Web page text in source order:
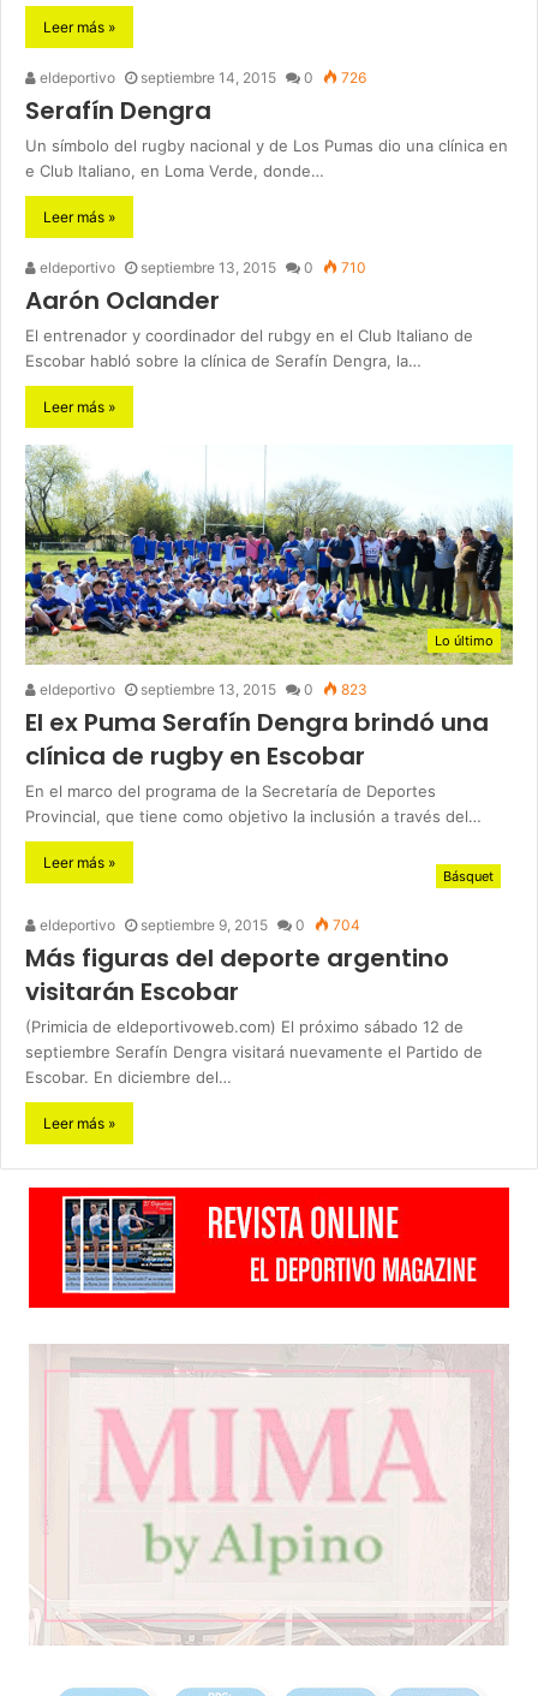
Leer más »
eldeportivo septiembre 14, 2015 0 726
Serafín Dengra
Un símbolo del rugby nacional y de Los Pumas dio una clínica en
e Club Italiano, en Loma Verde, donde…
Leer más »
eldeportivo septiembre 13, 2015 0 710
Aarón Oclander
El entrenador y coordinador del rubgy en el Club Italiano de
Escobar habló sobre la clínica de Serafín Dengra, la…
Leer más »
Lo último
eldeportivo septiembre 13, 2015 0 823
El ex Puma Serafín Dengra brindó una
clínica de rugby en Escobar
En el marco del programa de la Secretaría de Deportes
Provincial, que tiene como objetivo la inclusión a través del…
Leer más »
Básquet
eldeportivo septiembre 9, 2015 0 704
Más figuras del deporte argentino
visitarán Escobar
(Primicia de eldeportivoweb.com) El próximo sábado 12 de
septiembre Serafín Dengra visitará nuevamente el Partido de
Escobar. En diciembre del…
Leer más »